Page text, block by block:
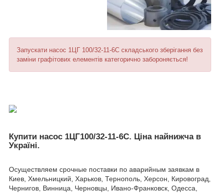
Запускати насос 1ЦГ 100/32-11-6С складського зберігання без
заміни графітових елементів категорично забороняється!
Купити насос 1ЦГ100/32-11-6C. Ціна найнижча в
Україні.
Осуществляем срочные поставки по аварийным заявкам в
Киев, Хмельницкий, Харьков, Тернополь, Херсон, Кировоград,
Чернигов, Винница, Черновцы, Ивано-Франковск, Одесса,